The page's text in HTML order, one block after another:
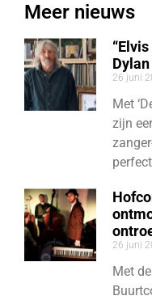
Meer nieuws
26 juni
Met
zijn
26 juni
Met